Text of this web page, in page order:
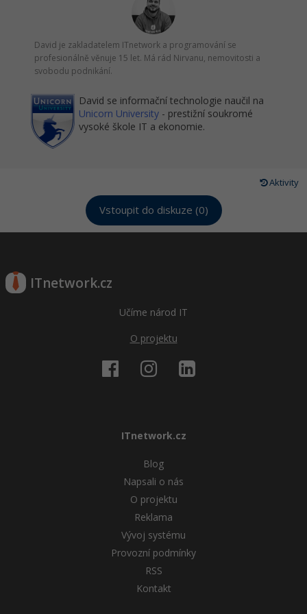
David je zakladatelem ITnetwork a programování se
profesionálně věnuje 15 let. Má rád Nirvanu, nemovitosti a
svobodu podnikání.
David se informační technologie naučil na
Unicorn University - prestižní soukromé
vysoké škole IT a ekonomie.
Aktivity
Vstoupit do diskuze (0)
ITnetwork.cz
Učíme národ IT
O projektu
ITnetwork.cz
Blog
Napsali o nás
O projektu
Reklama
Vývoj systému
Provozní podmínky
RSS
Kontakt